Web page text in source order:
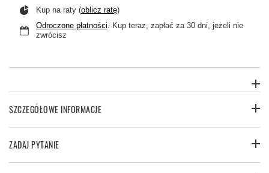
Kup na raty (oblicz ratę)
Odroczone płatności. Kup teraz, zapłać za 30 dni, jeżeli nie
zwrócisz
SZCZEGÓŁOWE INFORMACJE
ZADAJ PYTANIE